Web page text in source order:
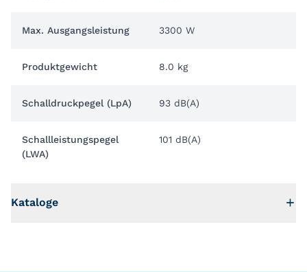
Max. Ausgangsleistung 3300 W
Produktgewicht 8.0 kg
Schalldruckpegel (LpA) 93 dB(A)
Schallleistungspegel
(LWA)
101 dB(A)
Kataloge